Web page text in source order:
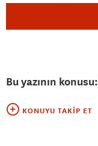
Bu yazının konusu:
KONUYU TAKIP ET